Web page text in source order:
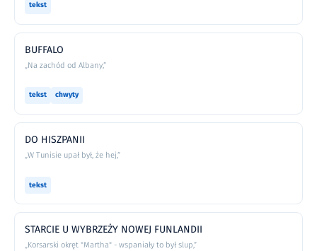
tekst
BUFFALO
„Na zachód od Albany,”
tekst chwyty
DO HISZPANII
„W Tunisie upał był, że hej,”
tekst
STARCIE U WYBRZEŻY NOWEJ FUNLANDII
„Korsarski okręt "Martha" - wspaniały to był slup,”